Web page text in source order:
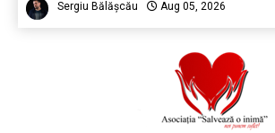
Sergiu Bălășcău Aug 05, 2026